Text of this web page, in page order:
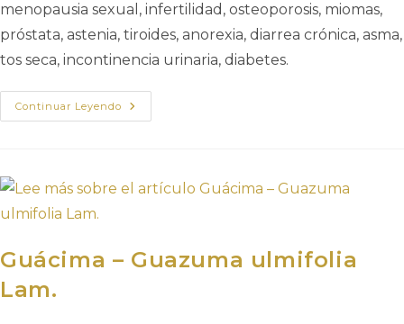
menopausia sexual, infertilidad, osteoporosis, miomas,
próstata, astenia, tiroides, anorexia, diarrea crónica, asma,
tos seca, incontinencia urinaria, diabetes.
Continuar Leyendo
Guácima – Guazuma ulmifolia
Lam.